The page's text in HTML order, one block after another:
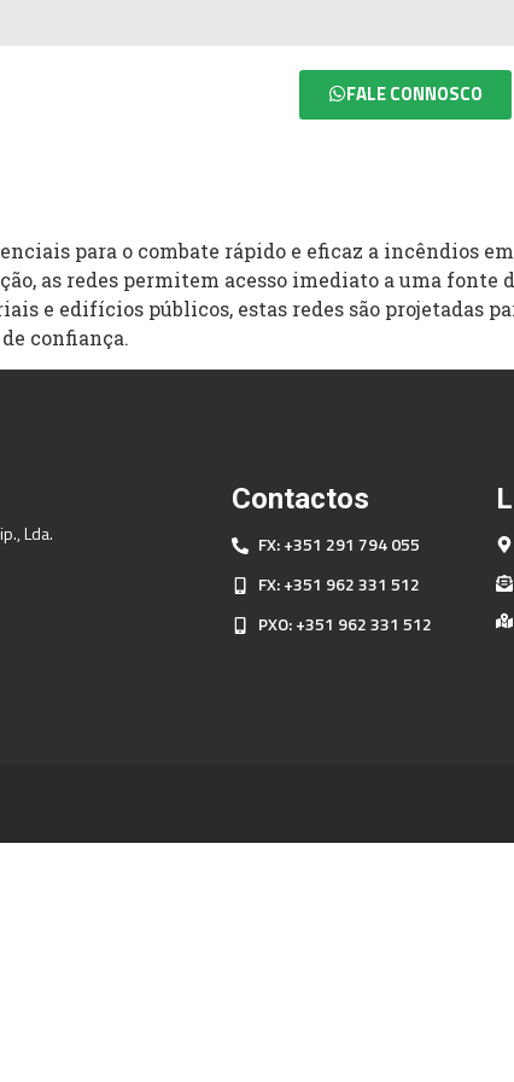
FALE CONNOSCO
para o combate rápido e eficaz a incêndios
as redes permitem acesso imediato a uma
e edifícios públicos, estas redes são projetadas
confiança.
Lda.
Contactos
FX: +351 291 794 055
FX: +351 962 331 512
PXO: +351 962 331 512